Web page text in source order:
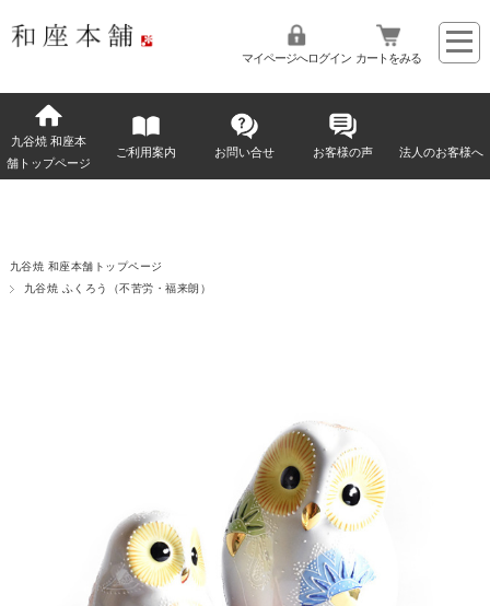
マイページへログイン カートをみる
九谷焼 和座本
舗トップページ
ご利用案内 お問い合せ お客様の声 法人のお客様へ
九谷焼 和座本舗トップページ
九谷焼 ふくろう（不苦労・福来朗）